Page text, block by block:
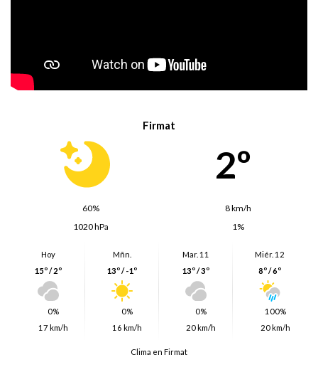
Firmat
2º
60%
8 km/h
1020 hPa
1%
Hoy
15º / 2º
0%
17 km/h
Mñn.
13º / -1º
0%
16 km/h
Mar. 11
13º / 3º
0%
20 km/h
Miér. 12
8º / 6º
100%
20 km/h
Clima en Firmat